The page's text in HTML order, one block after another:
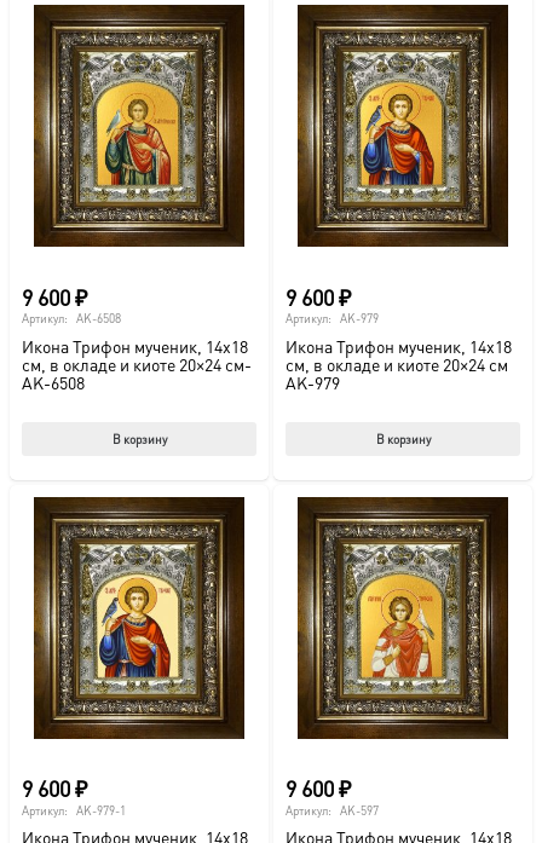
9 600₽
Артикул: AK-6508
Икона Трифон мученик, 14х18
см, в окладе и киоте 20×24 см-
AK-6508
В корзину
9 600₽
Артикул: AK-979
Икона Трифон мученик, 14х18
см, в окладе и киоте 20×24 см
AK-979
В корзину
9 600₽
Артикул: AK-979-1
Икона Трифон мученик, 14х18
9 600₽
Артикул: AK-597
Икона Трифон мученик, 14х18